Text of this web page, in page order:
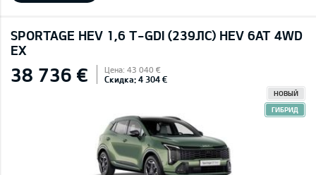
SPORTAGE HEV 1,6 T-GDI (239ЛС) HEV 6AT 4WD
EX
38 736 € Цена: 43 040 €
Скидка: 4 304 €
НОВЫЙ
ГИБРИД